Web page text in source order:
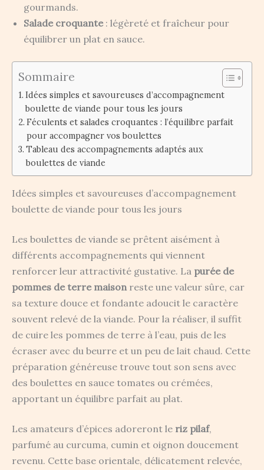
gourmands.
Salade croquante: légèreté et fraîcheur pour
équilibrer un plat en sauce.
Sommaire
Idées simples et savoureuses d’accompagnement
boulette de viande pour tous les jours
Féculents et salades croquantes : l’équilibre parfait
pour accompagner vos boulettes
Tableau des accompagnements adaptés aux
boulettes de viande
Idées simples et savoureuses d’accompagnement
boulette de viande pour tous les jours
Les boulettes de viande se prêtent aisément à
différents accompagnements qui viennent
renforcer leur attractivité gustative. La purée de
pommes de terre maisonreste une valeur sûre, car
sa texture douce et fondante adoucit le caractère
souvent relevé de la viande. Pour la réaliser, il suffit
de cuire les pommes de terre à l’eau, puis de les
écraser avec du beurre et un peu de lait chaud. Cette
préparation généreuse trouve tout son sens avec
des boulettes en sauce tomates ou crémées,
apportant un équilibre parfait au plat.
Les amateurs d’épices adoreront le riz pilaf,
parfumé au curcuma, cumin et oignon doucement
revenu. Cette base orientale, délicatement relevée,